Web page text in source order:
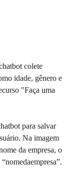
colete
idade, gênero e
"Faça uma
para salvar
Na imagem
da empresa, o